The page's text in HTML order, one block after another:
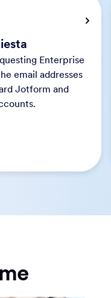
Enterprise
email addresses
Jotform and